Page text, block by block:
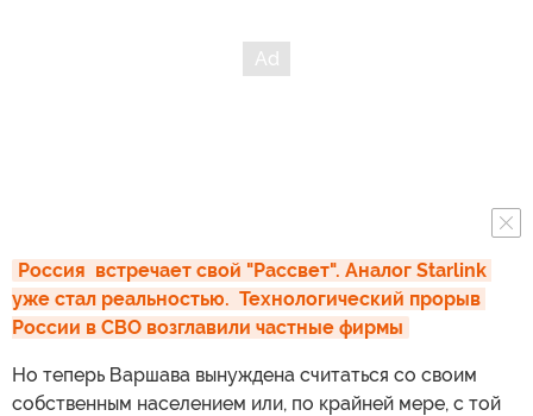
Россия  встречает свой "Рассвет". Аналог Starlink
уже стал реальностью.  Технологический прорыв
России в СВО возглавили частные фирмы
Но теперь Варшава вынуждена считаться со своим
собственным населением или, по крайней мере, с той